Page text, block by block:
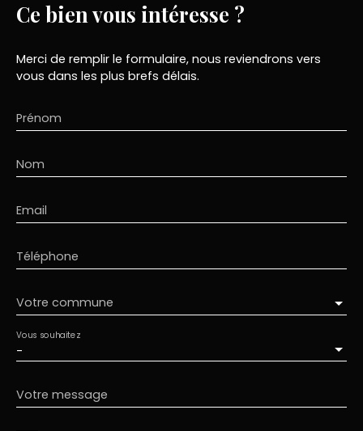
Ce bien vous intéresse ?
Merci de remplir le formulaire, nous reviendrons vers
vous dans les plus brefs délais.
Prénom
Nom
Email
Téléphone
Votre commune
-
Vous souhaitez
Votre message